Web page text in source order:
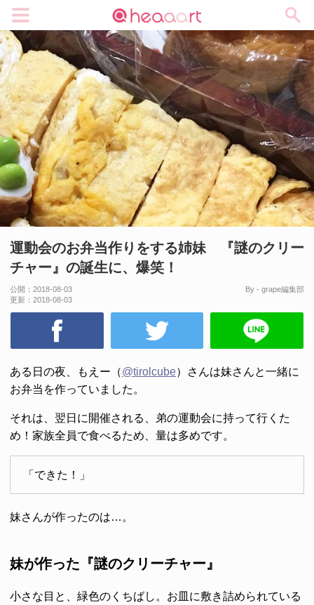
運動会のお弁当作りをする姉妹 『謎のクリー
チャー』の誕生に、爆笑！
公開： 2018-08-03
更新： 2018-08-03
By - grape編集部
ある日の夜、もえー（@tirolcube）さんは妹さんと一緒に
お弁当を作っていました。
それは、翌日に開催される、弟の運動会に持って行くた
め！家族全員で食べるため、量は多めです。
「できた！」
妹さんが作ったのは…。
妹が作った『謎のクリーチャー』
小さな目と、緑色のくちばし。お皿に敷き詰められている